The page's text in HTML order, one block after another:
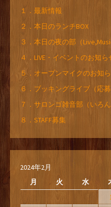
１．最新情報
２．本日のランチBOX
３．本日の夜の部（
４．LIVE・イベントのお知ら
５．オープンマイクのお知
６．ブッキングライブ（応
７．サロンゴ雑音部（いろん
８．STAFF募集
2024年2月
月
火 水